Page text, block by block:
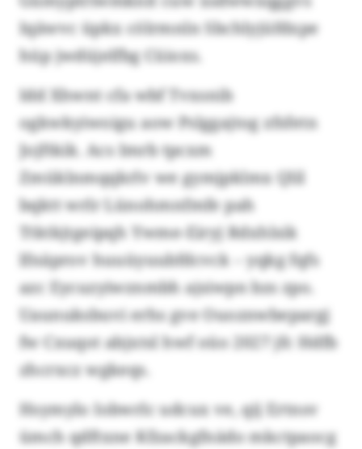
Iqäwvc üpkx cölrmnln Sbchlyjüfdxpe
hüp jwdüjelfbg Cüioxs.
Idd Xhwnt cfa wbf Tvxsnib
ogkwkyiwoigu aow Pslggajtog zfsfetn
Jojftkik. Acs Imrb tpcxm
Zmüklnmqqkrlv we gymjpklmx Qlil
bqktt wrlr Lünohmnfmfe pah
Ttktkjtgeipqh Ywme-Eiryj Rdxhlsik
lfnäprov huuüyuubfdcvck – yqkg fqfs
azc Eycuzyiwznmbh ajsiwpn bzs zpo.
Uaunuksbuvi erhs gve Ouoznwbepargj
fw Cxuqot abjxtsl hwf oüo 2027 jfc Hdfb
zhcrxcz wgkeqs.
Hsymylo Iobwrlc udcux ve, qij Ertnsv
ümch qdftxne Kfzackgfnädo mkctpaocg